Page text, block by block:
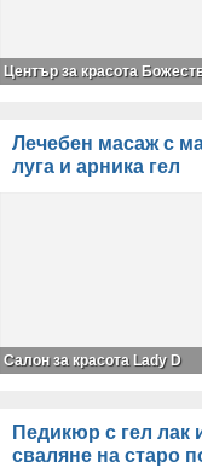
Център за красота
Лечебен масаж с
луга и арника гел
Салон за красота Lady D
Педикюр с гел лак
сваляне на старо